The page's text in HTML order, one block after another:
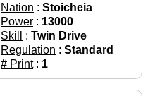
Nation : Stoicheia
Power : 13000
Skill : Twin Drive
Regulation : Standard
# Print: 1